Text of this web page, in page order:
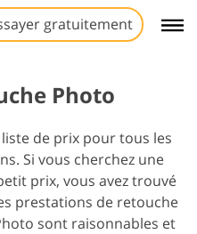
gratuitement
Photo
de prix pour tous les
Si vous cherchez une
prix, vous avez trouvé
prestations de retouche
sont raisonnables et